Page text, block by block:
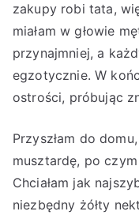
zakupy robi tata,
miałam w głowie
przynajmniej, a
egzotycznie. W
ostrości, próbując
Przyszłam do
musztardę, po
Chciałam jak
niezbędny żółty